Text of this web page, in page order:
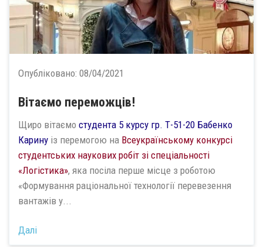
Опубліковано: 08/04/2021
Вітаємо переможців!
Щиро вітаємо студента 5 курсу гр. Т-51-20 Бабенко
Карину із перемогою на Всеукраїнському конкурсі
студентських наукових робіт зі спеціальності
«Логістика», яка посіла перше місце з роботою
«Формування раціональної технології перевезення
вантажів у...
Далі